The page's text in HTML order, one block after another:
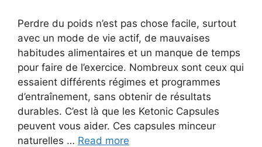
Perdre du poids n’est pas chose facile, surtout
avec un mode de vie actif, de mauvaises
habitudes alimentaires et un manque de temps
pour faire de l’exercice. Nombreux sont ceux qui
essaient différents régimes et programmes
d’entraînement, sans obtenir de résultats
durables. C’est là que les Ketonic Capsules
peuvent vous aider. Ces capsules minceur
naturelles … Read more